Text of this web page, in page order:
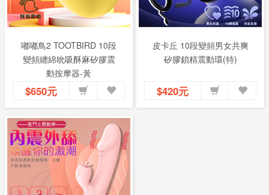
嘟嘟鳥2 TOOTBIRD 10段
變頻纏綿吮吸酥麻矽膠震
動按摩器-黃
$650元
皮卡丘 10段變頻男女共爽
矽膠鎖精震動環(特)
$420元